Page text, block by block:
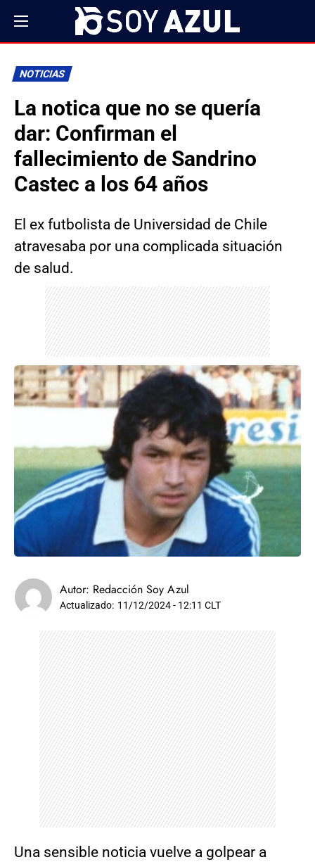
NOTICIAS
La notica que no se quería
dar: Confirman el
fallecimiento de Sandrino
Castec a los 64 años
El ex futbolista de Universidad de Chile
atravesaba por una complicada situación
de salud.
Autor: Redacción Soy Azul
Actualizado: 11/12/2024 - 12:11 CLT
Una sensible noticia vuelve a golpear a